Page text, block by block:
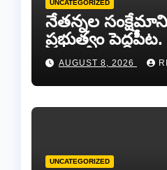
UNCATEGORIZED
నేతన్నల
ప్రభుత్వం
ఎమ్మెల్యే బొజ్జల
AUGUST 8, 2026
UNCATEGORIZED